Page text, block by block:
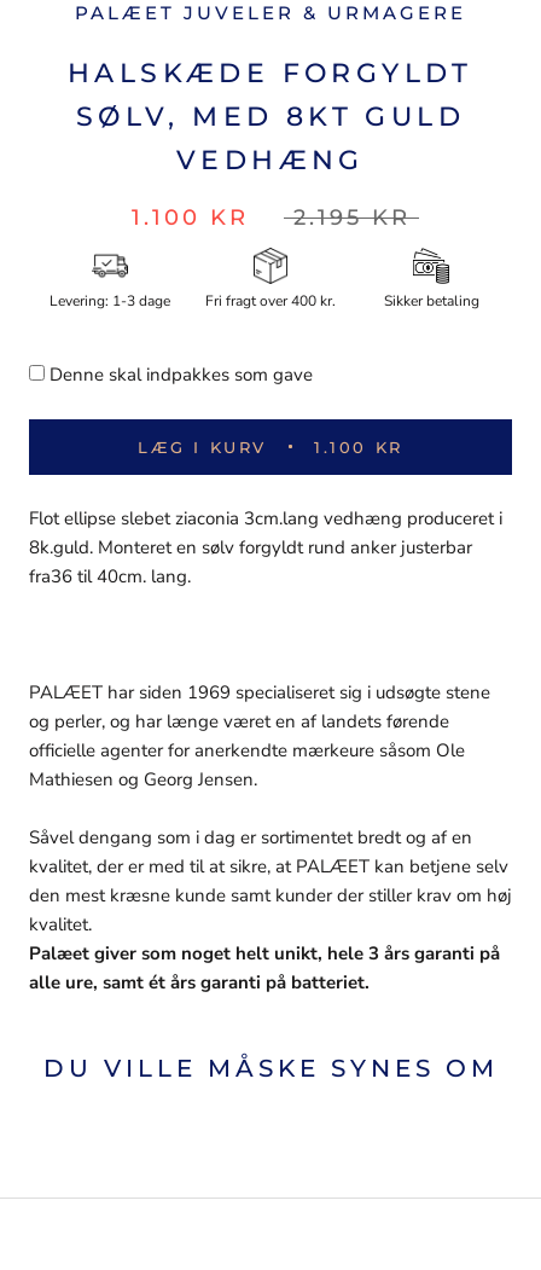
PALÆET JUVELER & URMAGERE
HALSKÆDE FORGYLDT
SØLV, MED 8KT GULD
VEDHÆNG
1.100 KR 2.195 KR
Levering: 1-3 dage Fri fragt over 400 kr. Sikker betaling
Denne skal indpakkes som gave
LÆG I KURV 1.100 KR
Flot ellipse slebet ziaconia 3cm.lang vedhæng produceret i
8k.guld. Monteret en sølv forgyldt rund anker justerbar
fra36 til 40cm. lang.
PALÆET har siden 1969 specialiseret sig i udsøgte stene
og perler, og har længe været en af landets førende
officielle agenter for anerkendte mærkeure såsom Ole
Mathiesen og Georg Jensen.
Såvel dengang som i dag er sortimentet bredt og af en
kvalitet, der er med til at sikre, at PALÆET kan betjene selv
den mest kræsne kunde samt kunder der stiller krav om høj
kvalitet.
Palæet giver som noget helt unikt, hele 3 års garanti på
alle ure, samt ét års garanti på batteriet.
DU VILLE MÅSKE SYNES OM